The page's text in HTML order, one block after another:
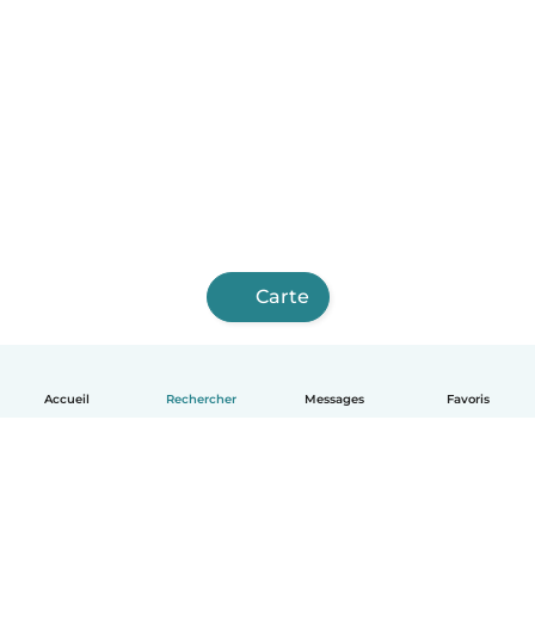
Accueil Rechercher Messages Favoris
Carte